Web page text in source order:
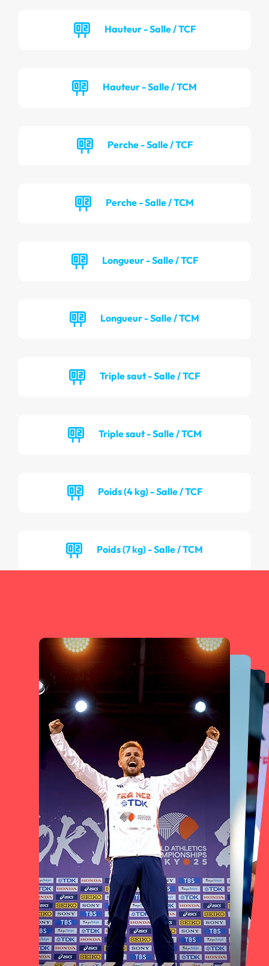
Hauteur - Salle / TCF
Hauteur - Salle / TCM
Perche - Salle / TCF
Perche - Salle / TCM
Longueur - Salle / TCF
Longueur - Salle / TCM
Triple saut - Salle / TCF
Triple saut - Salle / TCM
Poids (4 kg) - Salle / TCF
Poids (7 kg) - Salle / TCM